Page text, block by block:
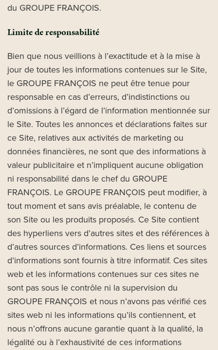
du GROUPE FRANÇOIS.
Limite de responsabilité
Bien que nous veillions à l’exactitude et à la mise à
jour de toutes les informations contenues sur le Site,
le GROUPE FRANÇOIS ne peut être tenue pour
responsable en cas d’erreurs, d’indistinctions ou
d’omissions à l’égard de l’information mentionnée sur
le Site. Toutes les annonces et déclarations faites sur
ce Site, relatives aux activités de marketing ou
données financières, ne sont que des informations à
valeur publicitaire et n’impliquent aucune obligation
ni responsabilité dans le chef du GROUPE
FRANÇOIS. Le GROUPE FRANÇOIS peut modifier, à
tout moment et sans avis préalable, le contenu de
son Site ou les produits proposés. Ce Site contient
des hyperliens vers d’autres sites et des références à
d’autres sources d’informations. Ces liens et sources
d’informations sont fournis à titre informatif. Ces sites
web et les informations contenues sur ces sites ne
sont pas sous le contrôle ni la supervision du
GROUPE FRANÇOIS et nous n’avons pas vérifié ces
sites web ni les informations qu’ils contiennent, et
nous n’offrons aucune garantie quant à la qualité, la
légalité ou à l’exhaustivité de ces informations